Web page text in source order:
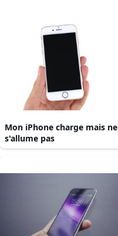
Mon iPhone charge mais ne
s'allume pas